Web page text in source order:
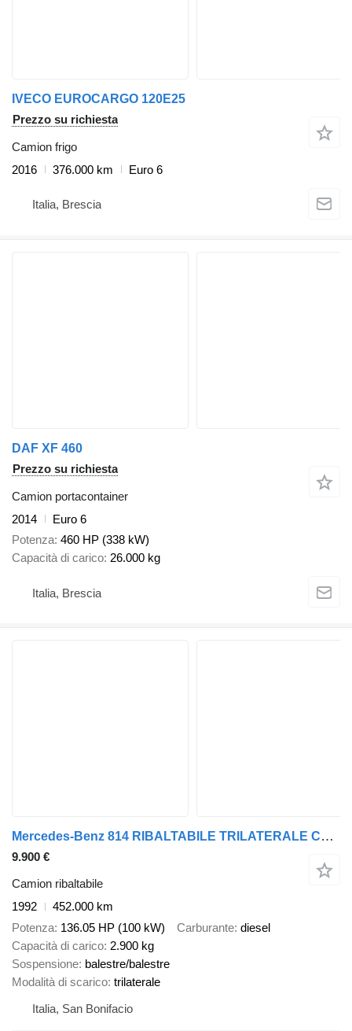
IVECO EUROCARGO 120E25
Prezzo su richiesta
Camion frigo
2016
376.000 km Euro 6
Italia, Brescia
DAF XF 460
Prezzo su richiesta
Camion portacontainer
2014
Euro 6
Potenza 460 HP (338 kW)
Capacità di carico 26.000 kg
Italia, Brescia
Mercedes-Benz 814 RIBALTABILE TRILATERALE CON GRU
9.900 €
Camion ribaltabile
1992
452.000 km
Potenza 136.05 HP (100 kW) Carburante diesel
Capacità di carico 2.900 kg
Sospensione balestre/balestre
Modalità di scarico trilaterale
Italia, San Bonifacio